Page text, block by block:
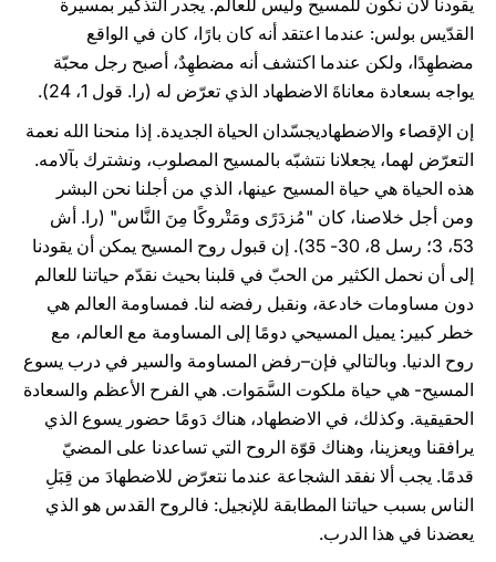
يقودنا لأن نكون للمسيح وليس للعالم. يجدر التذكير بمسيرة
القدّيس بولس: عندما اعتقد أنه كان بارًا، كان في الواقع
مضطهِدًا، ولكن عندما اكتشف أنه مضطهِدٌ، أصبح رجل محبّة
يواجه بسعادة معاناةَ الاضطهاد الذي تعرّض له (را. قول 1، 24).
إن الإقصاء والاضطهاديجسّدان الحياة الجديدة. إذا منحنا الله نعمة
التعرّض لهما، يجعلانا نتشبّه بالمسيح المصلوب، ونشترك بآلامه.
هذه الحياة هي حياة المسيح عينها، الذي من أجلنا نحن البشر
ومن أجل خلاصنا، كان "مُزدَرًى ومَتْروكًا مِنَ النَّاس" (را. أش
53، 3؛ رسل 8، 30- 35). إن قبول روح المسيح يمكن أن يقودنا
إلى أن نحمل الكثير من الحبّ في قلبنا بحيث نقدّم حياتنا للعالم
دون مساومات خادعة، ونقبل رفضه لنا. فمساومة العالم هي
خطر كبير: يميل المسيحي دومًا إلى المساومة مع العالم، مع
روح الدنيا. وبالتالي فإن–رفض المساومة والسير في درب يسوع
المسيح- هي حياة ملكوت السَّمَوات. هي الفرح الأعظم والسعادة
الحقيقية. وكذلك، في الاضطهاد، هناك دَومًا حضور يسوع الذي
يرافقنا ويعزينا، وهناك قوّة الروح التي تساعدنا على المضيّ
قدمًا. يجب ألا نفقد الشجاعة عندما نتعرّض للاضطهادَ من قِبَلِ
الناس بسبب حياتنا المطابقة للإنجيل: فالروح القدس هو الذي
يعضدنا في هذا الدرب.